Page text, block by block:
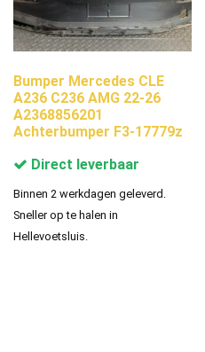
Bumper Mercedes CLE
A236 C236 AMG 22-26
A2368856201
Achterbumper F3-17779z
Direct leverbaar
Binnen 2 werkdagen geleverd.
Sneller op te halen in
Hellevoetsluis.